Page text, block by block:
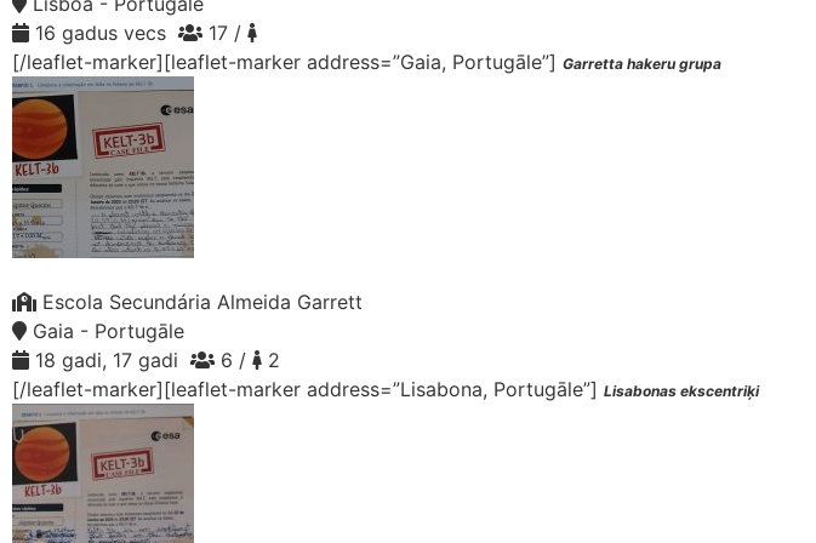
16 gadus vecs
17 /
[/leaflet-marker][leaflet-marker address=”Gaia, Portugāle”] Garretta hakeru grupa
Escola Secundária Almeida Garrett
Gaia - Portugāle
18 gadi, 17 gadi
6 /
2
[/leaflet-marker][leaflet-marker address=”Lisabona, Portugāle”] Lisabonas ekscentriķi